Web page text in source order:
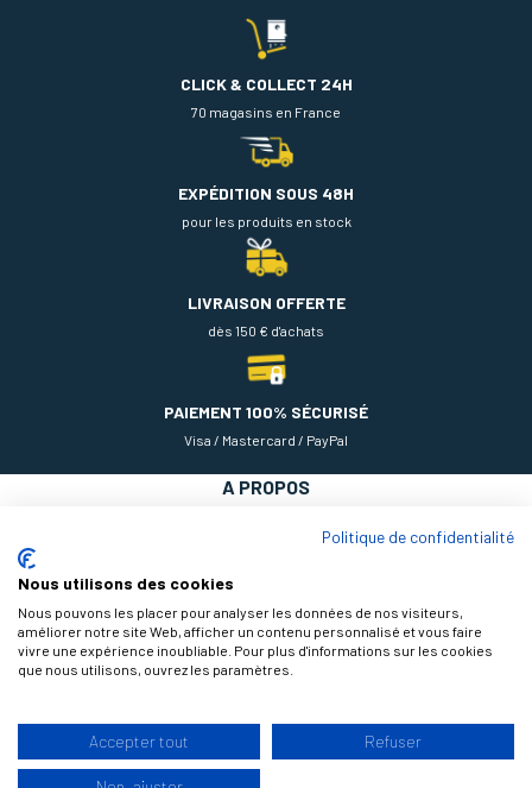
CLICK & COLLECT 24H
70 magasins en France
EXPÉDITION SOUS 48H
pour les produits en stock
LIVRAISON OFFERTE
dès 150 € d'achats
PAIEMENT 100% SÉCURISÉ
Visa / Mastercard / PayPal
A PROPOS
Politique de confidentialité
Nous utilisons des cookies
Nous pouvons les placer pour analyser les données de nos visiteurs,
améliorer notre site Web, afficher un contenu personnalisé et vous faire
vivre une expérience inoubliable. Pour plus d'informations sur les cookies
que nous utilisons, ouvrez les paramètres.
Accepter tout Refuser